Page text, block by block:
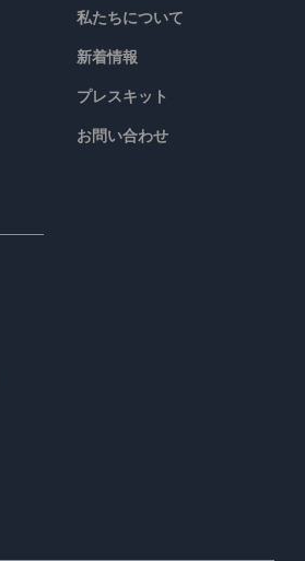
私たちについて
新着情報
プレスキット
お問い合わせ